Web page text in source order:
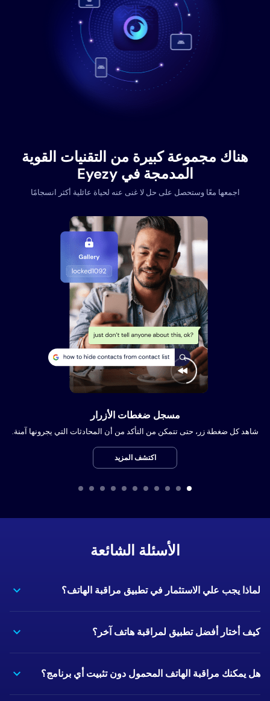
هناك مجموعة كبيرة من التقنيات القوية
المدمجة في Eyezy
اجمعها معًا وستحصل على حل لا غنى عنه لحياة عائلية أكثر انسجامًا
مسجل ضغطات الأزرار
شاهد كل ضغطة زر، حتى تتمكن من التأكد من أن المحادثات التي يجرونها آمنة.
اكتشف المزيد
الأسئلة الشائعة
لماذا يجب علي الاستثمار في تطبيق مراقبة الهاتف؟
كيف أختار أفضل تطبيق لمراقبة هاتف آخر؟
هل يمكنك مراقبة الهاتف المحمول دون تثبيت أي برنامج؟